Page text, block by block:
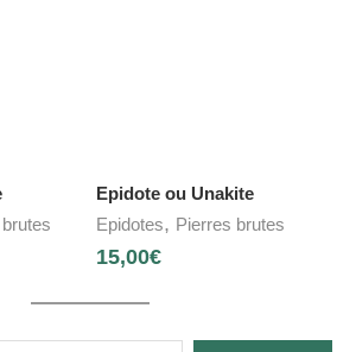
Epidote ou Unakite
Epidotes, Pierres brutes
15,00€